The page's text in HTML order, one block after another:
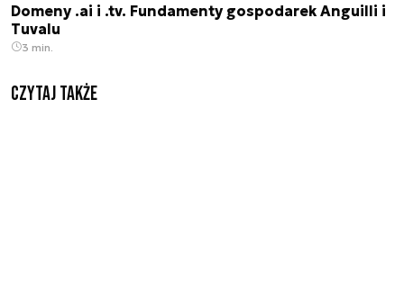
Domeny .ai i .tv. Fundamenty gospodarek Anguilli i
Tuvalu
3 min.
Czytaj także